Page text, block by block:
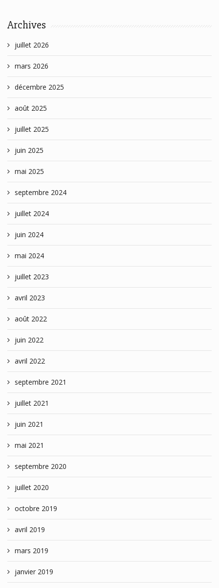
Archives
juillet 2026
mars 2026
décembre 2025
août 2025
juillet 2025
juin 2025
mai 2025
septembre 2024
juillet 2024
juin 2024
mai 2024
juillet 2023
avril 2023
août 2022
juin 2022
avril 2022
septembre 2021
juillet 2021
juin 2021
mai 2021
septembre 2020
juillet 2020
octobre 2019
avril 2019
mars 2019
janvier 2019